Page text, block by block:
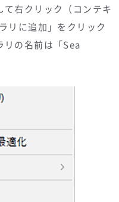
右クリック（コンテキ
リに追加」をクリック
リの名前は「Sea